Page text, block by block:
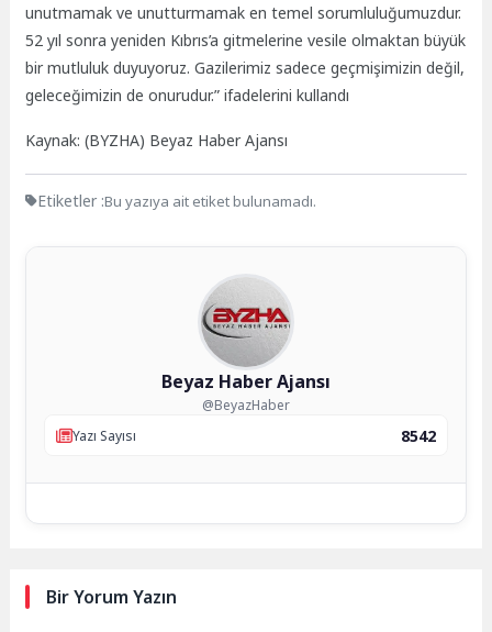
unutmamak ve unutturmamak en temel sorumluluğumuzdur.
52 yıl sonra yeniden Kıbrıs’a gitmelerine vesile olmaktan büyük
bir mutluluk duyuyoruz. Gazilerimiz sadece geçmişimizin değil,
geleceğimizin de onurudur.” ifadelerini kullandı
Kaynak: (BYZHA) Beyaz Haber Ajansı
Etiketler :Bu yazıya ait etiket bulunamadı.
Beyaz Haber Ajansı
@BeyazHaber
Yazı Sayısı
8542
Bir Yorum Yazın